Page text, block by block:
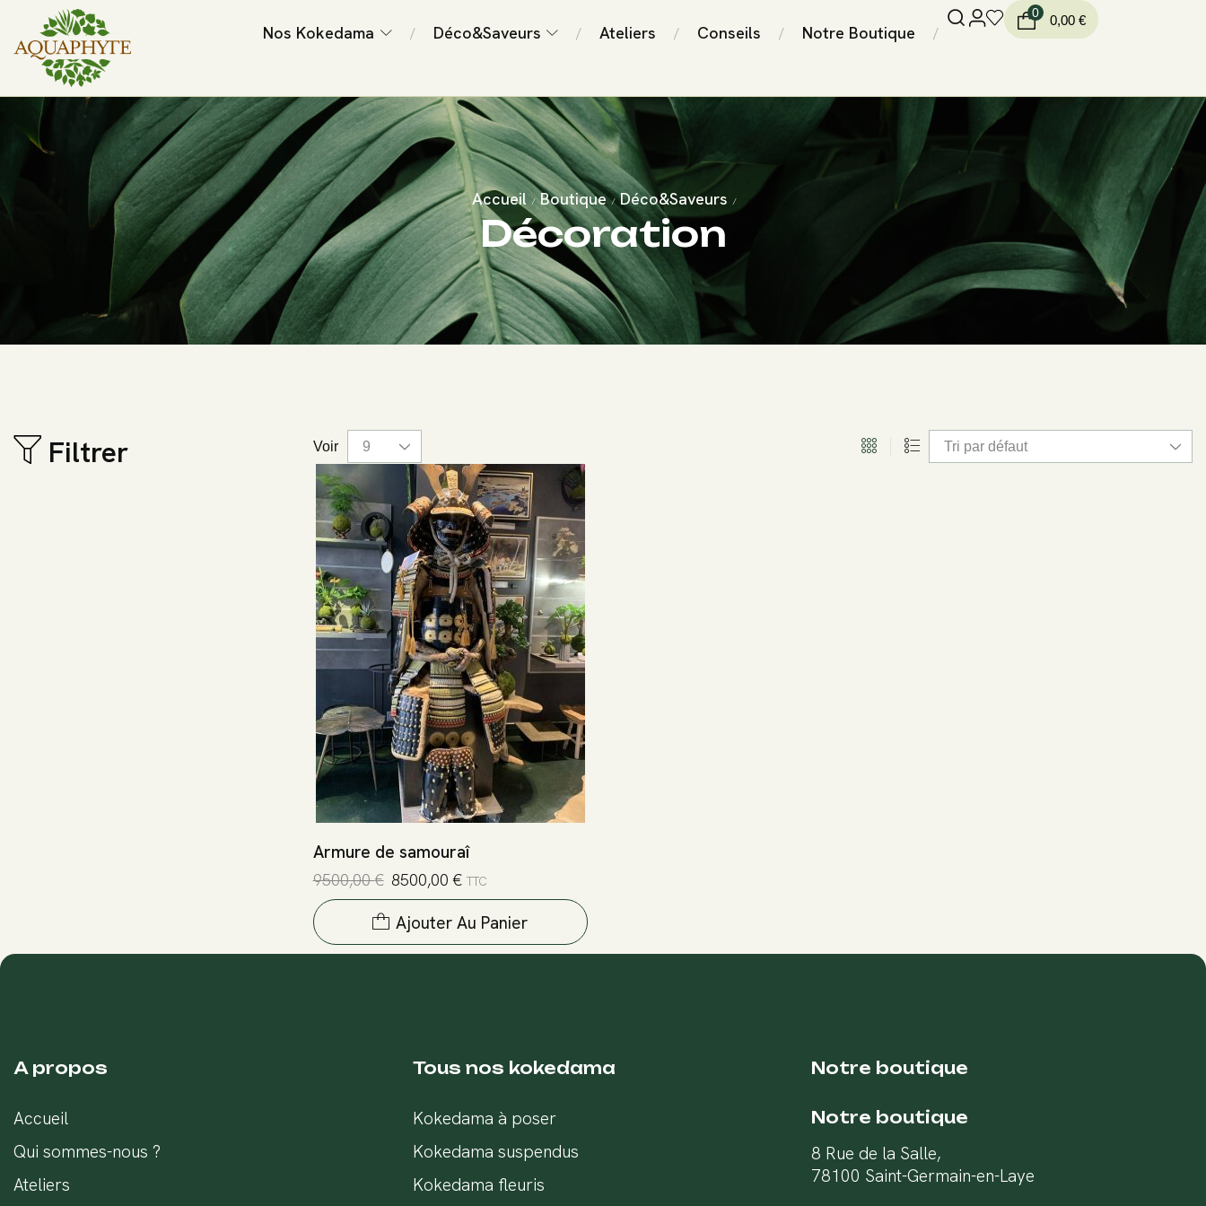
Nos Kokedama / Déco&Saveurs / Ateliers / Conseils / Notre Boutique /
0
0,00 €
Accueil / Boutique / Déco&Saveurs /
Décoration
Filtrer Voir
Armure de samouraî
9500,00€ 8500,00€ TTC
Ajouter Au Panier
A propos
Accueil
Qui sommes-nous ?
Ateliers
Tous nos kokedama
Kokedama à poser
Kokedama suspendus
Kokedama fleuris
Notre boutique
Notre boutique
8 Rue de la Salle,
78100 Saint-Germain-en-Laye